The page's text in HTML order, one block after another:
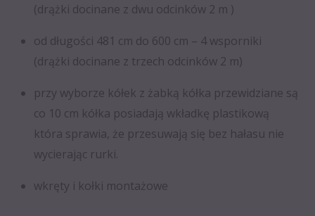
(drążki docinane z dwu odcinków 2 m )
od długości 481 cm do 600 cm – 4 wsporniki
(drążki docinane z trzech odcinków 2 m)
przy wyborze kółek z żabką kółka przewidziane są
co 10 cm kółka posiadają wkładkę plastikową
która sprawia, że przesuwają się bez hałasu nie
wycierając rurki.
wkręty i kołki montażowe